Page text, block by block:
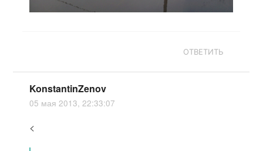
ОТВЕТИТЬ
KonstantinZenov
05 мая 2013, 22:33:07
<